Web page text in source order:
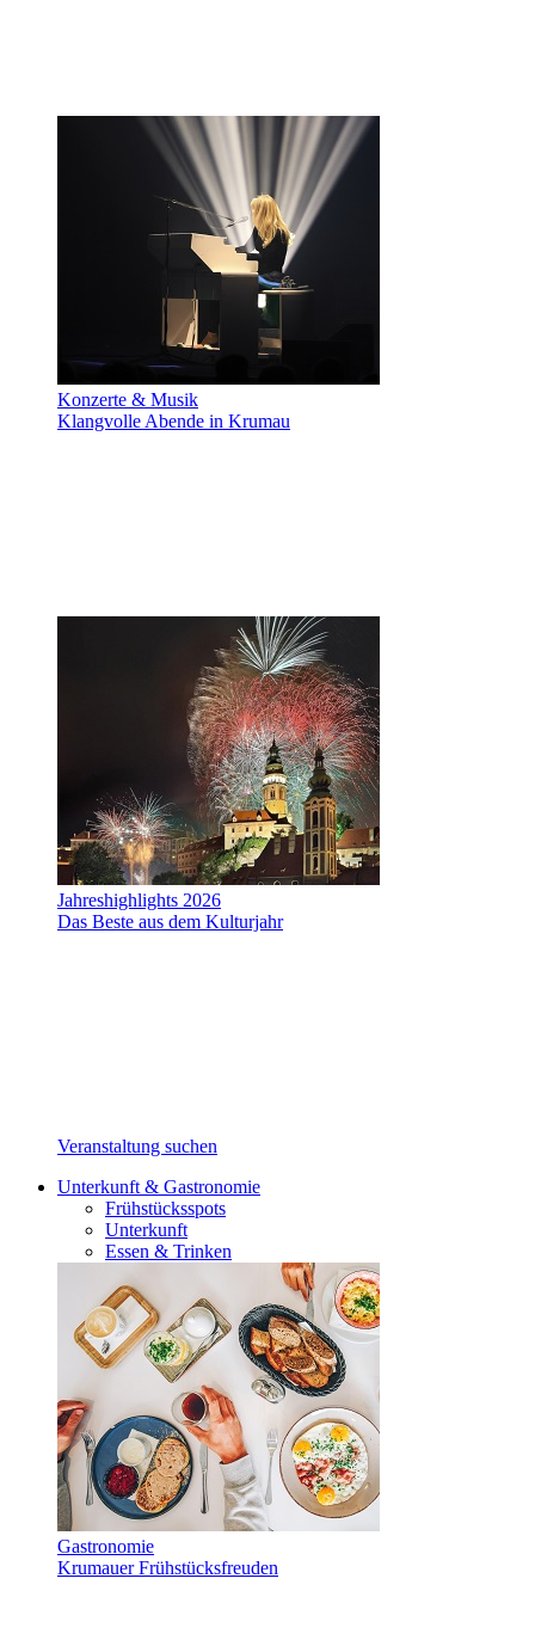
Konzerte & Musik
Klangvolle Abende in Krumau
Jahreshighlights 2026
Das Beste aus dem Kulturjahr
Veranstaltung suchen
Unterkunft & Gastronomie
Frühstücksspots
Unterkunft
Essen & Trinken
Gastronomie
Krumauer Frühstücksfreuden